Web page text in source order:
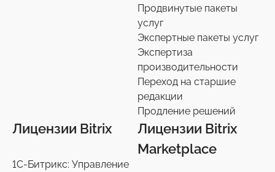
Продвинутые пакеты
услуг
Экспертные пакеты услуг
Экспертиза
производительности
Переход на старшие
редакции
Продление решений
Лицензии Bitrix
1С-Битрикс: Управление
Лицензии Bitrix
Marketplace